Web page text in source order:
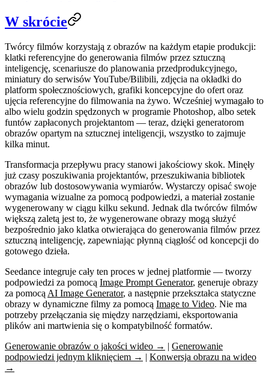
W skrócie
Twórcy filmów korzystają z obrazów na każdym etapie produkcji:
klatki referencyjne do generowania filmów przez sztuczną
inteligencję, scenariusze do planowania przedprodukcyjnego,
miniatury do serwisów YouTube/Bilibili, zdjęcia na okładki do
platform społecznościowych, grafiki koncepcyjne do ofert oraz
ujęcia referencyjne do filmowania na żywo. Wcześniej wymagało to
albo wielu godzin spędzonych w programie Photoshop, albo setek
funtów zapłaconych projektantom — teraz, dzięki generatorom
obrazów opartym na sztucznej inteligencji, wszystko to zajmuje
kilka minut.
Transformacja przepływu pracy stanowi jakościowy skok. Minęły
już czasy poszukiwania projektantów, przeszukiwania bibliotek
obrazów lub dostosowywania wymiarów. Wystarczy opisać swoje
wymagania wizualne za pomocą podpowiedzi, a materiał zostanie
wygenerowany w ciągu kilku sekund. Jednak dla twórców filmów
większą zaletą jest to, że wygenerowane obrazy mogą służyć
bezpośrednio jako klatka otwierająca do generowania filmów przez
sztuczną inteligencję, zapewniając płynną ciągłość od koncepcji do
gotowego dzieła.
Seedance integruje cały ten proces w jednej platformie — tworzy
podpowiedzi za pomocą Image Prompt Generator, generuje obrazy
za pomocąAI Image Generator, a następnie przekształca statyczne
obrazy w dynamiczne filmy za pomocą Image to Video. Nie ma
potrzeby przełączania się między narzędziami, eksportowania
plików ani martwienia się o kompatybilność formatów.
Generowanie obrazów o jakości wideo → | Generowanie
podpowiedzi jednym kliknięciem → | Konwersja obrazu na wideo
→